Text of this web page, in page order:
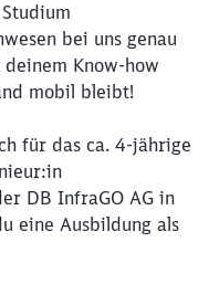
bei uns genau
Know-how
mobil bleibt!
für das ca. 4-jährige
DB InfraGO AG in
eine Ausbildung als